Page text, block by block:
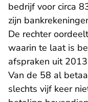
bedrijf voor circa
zijn
De rechter
waarin te laat is
afspraken uit
Van de 58 al
slechts vijf keer